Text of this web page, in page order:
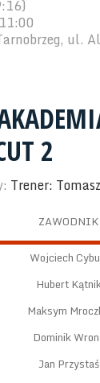
ul.
2
Trener:
ZAWODNIK
Wojciech
Hubert
Maksym
Dominik
Jan Przystaś